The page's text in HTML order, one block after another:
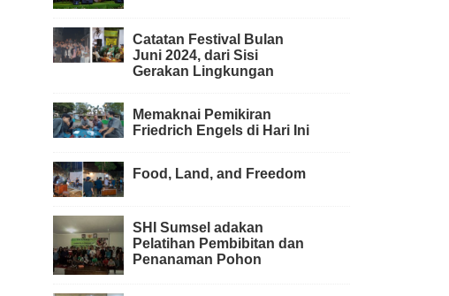
Catatan Festival Bulan
Juni 2024, dari Sisi
Gerakan Lingkungan
Memaknai Pemikiran
Friedrich Engels di Hari Ini
Food, Land, and Freedom
SHI Sumsel adakan
Pelatihan Pembibitan dan
Penanaman Pohon